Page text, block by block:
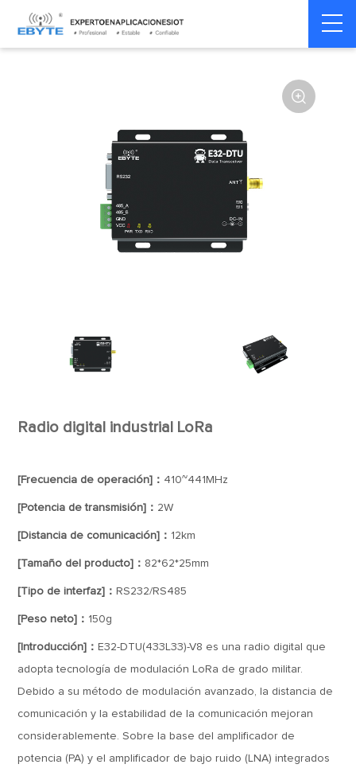
Home > Módem >
inalámbrico

Radio digital industrial LoRa
[Frecuencia de operación]： 410~441MHz
[Potencia de transmisión]： 2W
[Distancia de comunicación]： 12km
[Tamaño del producto]： 82*62*25mm
[Tipo de interfaz]： RS232/RS485
[Peso neto]： 150g
[Introducción]： E32-DTU(433L33)-V8 es una radio digital que
adopta tecnología de modulación LoRa de grado militar.
Debido a su método de modulación avanzado, la distancia de
comunicación y la estabilidad de la comunicación mejoran
considerablemente. Sobre la base del amplificador de
potencia (PA) y el amplificador de bajo ruido (LNA) integrados